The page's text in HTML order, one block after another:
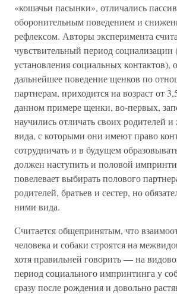
«кошачьи пасынки», отличались
оборонительным поведением и
рефлексом. Авторы эксперимента
чувствительный период социализации
установления социальных
дальнейшее поведение щенков по
партнерам, приходится на возраст от
данном примере щенки, во-первых,
научились отличать своих родителей
вида, с которыми они имеют право
сотрудничать и в будущем
должен наступить и половой
повелевает выбирать полового
родителей, братьев и сестер, но
ними вида.
Считается общепринятым, что
человека и собаки строятся на
хотя правильней говорить — на
период социального импринтинга у
сразу после рождения и довольно